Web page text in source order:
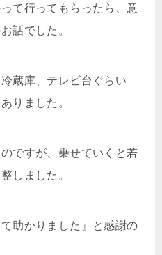
て行ってもらったら、意
話でした。
蔵庫、テレビ台ぐらい
りました。
ですが、乗せていくと若
しました。
助かりました』と感謝の